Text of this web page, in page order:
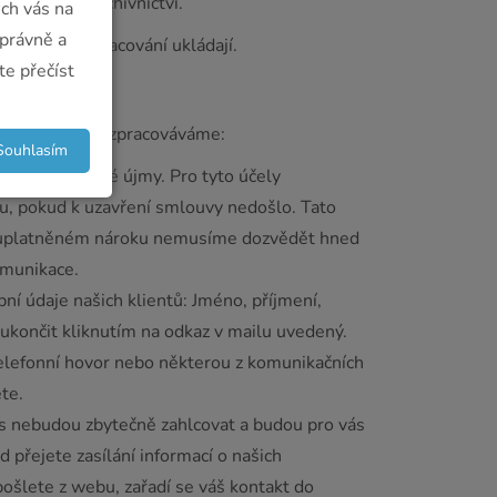
jejich zpracování ukládají.
údaje zpracováváme:
způsobené újmy. Pro tyto účely
pokud k uzavření smlouvy nedošlo. Tato
nároku nemusíme dozvědět hned
údaje našich klientů: Jméno, příjmení,
kliknutím na odkaz v mailu uvedený.
hovor nebo některou z komunikačních
zbytečně zahlcovat a budou pro vás
přejete zasílání informací o našich
z webu, zařadí se váš kontakt do
vás na
a
přečíst